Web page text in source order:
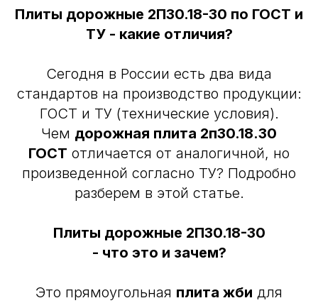
Плиты дорожные 2П30.18-30 по ГОСТ и
ТУ - какие отличия?
Сегодня в России есть два вида
стандартов на производство продукции:
ГОСТ и ТУ (технические условия).
Чем дорожная плита 2п30.18.30
ГОСТ отличается от аналогичной, но
произведенной согласно ТУ? Подробно
разберем в этой статье.
Плиты дорожные 2П30.18-30
- что это и зачем?
Это прямоугольная плита жби для